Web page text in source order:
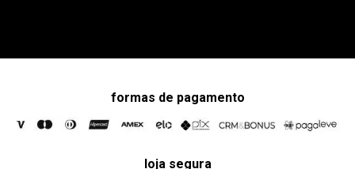
formas de pagamento
loja segura